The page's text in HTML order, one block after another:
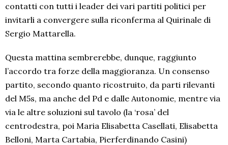
contatti con tutti i leader dei vari partiti politici per
invitarli a convergere sulla riconferma al Quirinale di
Sergio Mattarella.
Questa mattina sembrerebbe, dunque, raggiunto
l’accordo tra forze della maggioranza. Un consenso
partito, secondo quanto ricostruito, da parti rilevanti
del M5s, ma anche del Pd e dalle Autonomie, mentre via
via le altre soluzioni sul tavolo (la ‘rosa’ del
centrodestra, poi Maria Elisabetta Casellati, Elisabetta
Belloni, Marta Cartabia, Pierferdinando Casini)